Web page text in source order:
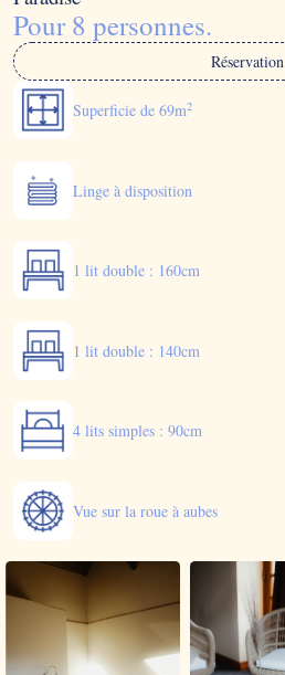
Pour 8 personnes.
Réservation
Superficie de 69m2
Linge à disposition
1 lit double : 160cm
1 lit double : 140cm
4 lits simples : 90cm
Vue sur la roue à aubes